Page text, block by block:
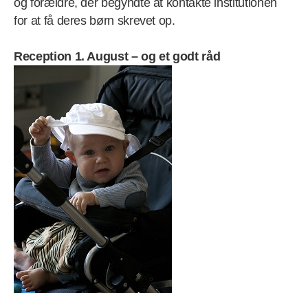
og forældre, der begyndte at kontakte institutionen
for at få deres børn skrevet op.
Reception 1. August – og et godt råd